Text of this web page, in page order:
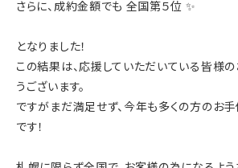
さらに、成約金額でも 全国第５位 ✨
となりました！
この結果は、応援していただいている皆様の
うございます。
ですがまだ満足せず、今年も多くの方のお
です！